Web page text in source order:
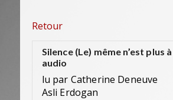
Retour
Silence (Le) même n’est plus
audio
lu par Catherine Deneuve
Asli Erdogan